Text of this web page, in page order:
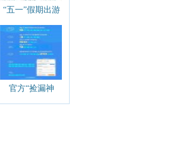
“五一”假期出游
热度持续攀升 热
门线路火车票“秒
空”
官方“捡漏神
器”！提高购票成